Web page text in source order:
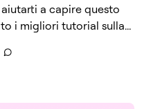
a capire questo
i migliori tutorial sulla...